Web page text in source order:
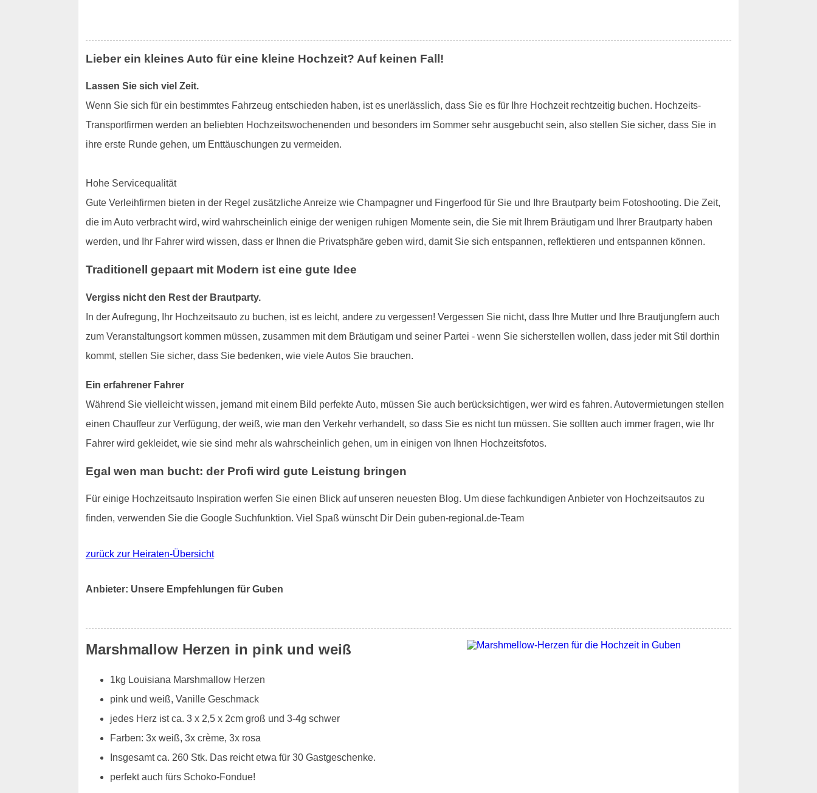
Lieber ein kleines Auto für eine kleine Hochzeit? Auf keinen Fall!
Lassen Sie sich viel Zeit.
Wenn Sie sich für ein bestimmtes Fahrzeug entschieden haben, ist es unerlässlich, dass Sie es für Ihre Hochzeit rechtzeitig buchen. Hochzeits-
Transportfirmen werden an beliebten Hochzeitswochenenden und besonders im Sommer sehr ausgebucht sein, also stellen Sie sicher, dass Sie in
ihre erste Runde gehen, um Enttäuschungen zu vermeiden.
Hohe Servicequalität
Gute Verleihfirmen bieten in der Regel zusätzliche Anreize wie Champagner und Fingerfood für Sie und Ihre Brautparty beim Fotoshooting. Die Zeit,
die im Auto verbracht wird, wird wahrscheinlich einige der wenigen ruhigen Momente sein, die Sie mit Ihrem Bräutigam und Ihrer Brautparty haben
werden, und Ihr Fahrer wird wissen, dass er Ihnen die Privatsphäre geben wird, damit Sie sich entspannen, reflektieren und entspannen können.
Traditionell gepaart mit Modern ist eine gute Idee
Vergiss nicht den Rest der Brautparty.
In der Aufregung, Ihr Hochzeitsauto zu buchen, ist es leicht, andere zu vergessen! Vergessen Sie nicht, dass Ihre Mutter und Ihre Brautjungfern auch
zum Veranstaltungsort kommen müssen, zusammen mit dem Bräutigam und seiner Partei - wenn Sie sicherstellen wollen, dass jeder mit Stil dorthin
kommt, stellen Sie sicher, dass Sie bedenken, wie viele Autos Sie brauchen.
Ein erfahrener Fahrer
Während Sie vielleicht wissen, jemand mit einem Bild perfekte Auto, müssen Sie auch berücksichtigen, wer wird es fahren. Autovermietungen stellen
einen Chauffeur zur Verfügung, der weiß, wie man den Verkehr verhandelt, so dass Sie es nicht tun müssen. Sie sollten auch immer fragen, wie Ihr
Fahrer wird gekleidet, wie sie sind mehr als wahrscheinlich gehen, um in einigen von Ihnen Hochzeitsfotos.
Egal wen man bucht: der Profi wird gute Leistung bringen
Für einige Hochzeitsauto Inspiration werfen Sie einen Blick auf unseren neuesten Blog. Um diese fachkundigen Anbieter von Hochzeitsautos zu
finden, verwenden Sie die Google Suchfunktion. Viel Spaß wünscht Dir Dein guben-regional.de-Team
zurück zur Heiraten-Übersicht
Anbieter: Unsere Empfehlungen für Guben
Marshmallow Herzen in pink und weiß
1kg Louisiana Marshmallow Herzen
pink und weiß, Vanille Geschmack
jedes Herz ist ca. 3 x 2,5 x 2cm groß und 3-4g schwer
Farben: 3x weiß, 3x crème, 3x rosa
Insgesamt ca. 260 Stk. Das reicht etwa für 30 Gastgeschenke.
perfekt auch fürs Schoko-Fondue!